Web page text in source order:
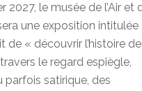
2027, le musée de l’Air et
une exposition intitulée
de « découvrir l’histoire
le regard espiègle,
parfois satirique, des